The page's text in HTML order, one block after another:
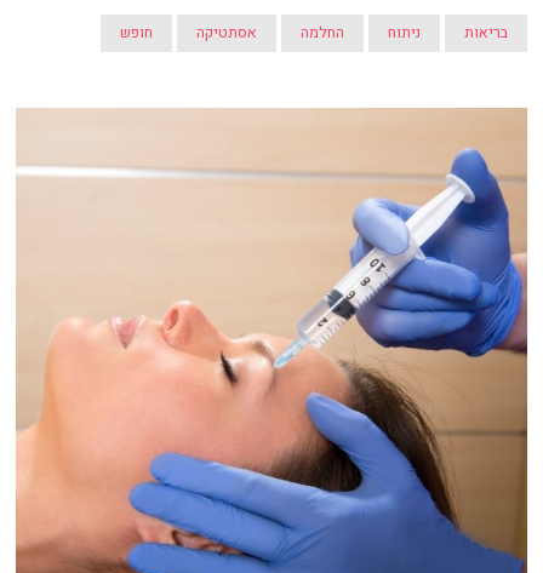
בריאות ניתוח החלמה אסתטיקה חופש